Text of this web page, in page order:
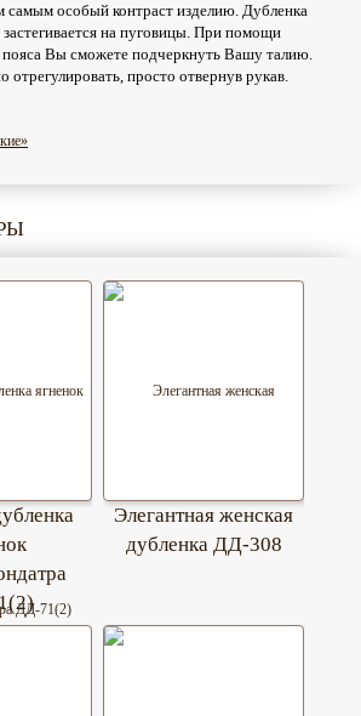
самым особый контраст изделию. Дубленка
застегивается на пуговицы. При помощи
пояса Вы сможете подчеркнуть Вашу талию.
отрегулировать, просто отвернув рукав.
Элегантная женская
дубленка ДД-308